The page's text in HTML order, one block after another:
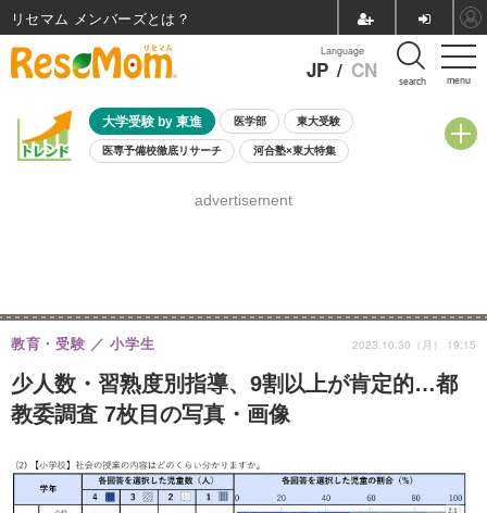
menu
Language
JP / CN search
大学受験 by 東進 医学部 東大受験
医専予備校徹底リサーチ 河合塾×東大特集
8月開催学校説明会・相談会
advertisement
少人数・習熟度別指導、9割以上が肯定的…都
教委調査 7枚目の写真・画像
教育・受験 小学生 2023.10.30（月） 19:15
リセマム メンバーズ